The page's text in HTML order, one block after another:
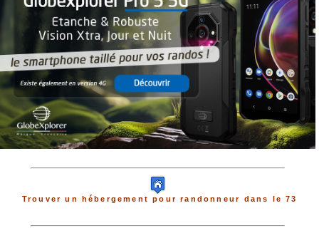
Trouver un hébergement pour randonneur dans le 73